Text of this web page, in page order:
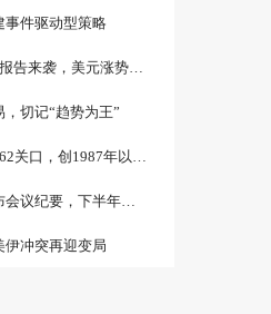
事件驱动型策略
ATFX：6月非农就业报告来袭，美元涨势迎考验
切记“趋势为王”
ATFX：日元汇率破162关口，创1987年以来新高
ATFX：澳洲联储公布会议纪要，下半年加息概率50%
伊冲突再迎变局